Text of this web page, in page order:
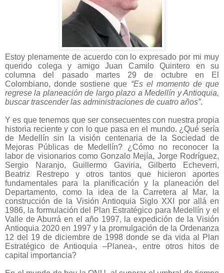
Estoy plenamente de acuerdo con lo expresado por mi muy
querido colega y amigo Juan Camilo Quintero en su
columna del pasado martes 29 de octubre en El
Colombiano, donde sostiene que “Es el momento de que
regrese la planeación de largo plazo a Medellín y Antioquia,
buscar trascender las administraciones de cuatro años”.
Y es que tenemos que ser consecuentes con nuestra propia
historia reciente y con lo que pasa en el mundo. ¿Qué sería
de Medellín sin la visión centenaria de la Sociedad de
Mejoras Públicas de Medellín? ¿Cómo no reconocer la
labor de visionarios como Gonzalo Mejía, Jorge Rodríguez,
Sergio Naranjo, Guillermo Gaviria, Gilberto Echeverri,
Beatriz Restrepo y otros tantos que hicieron aportes
fundamentales para la planificación y la planeación del
Departamento, como la idea de la Carretera al Mar, la
construcción de la Visión Antioquia Siglo XXI por allá en
1986, la formulación del Plan Estratégico para Medellín y el
Valle de Aburrá en el año 1997, la expedición de la Visión
Antioquia 2020 en 1997 y la promulgación de la Ordenanza
12 del 19 de diciembre de 1998 donde se da vida al Plan
Estratégico de Antioquia –Planea-, entre otros hitos de
capital importancia?